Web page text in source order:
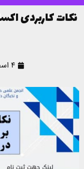
نکات کاربردی
۴ اسفند, ۱۴۰۳